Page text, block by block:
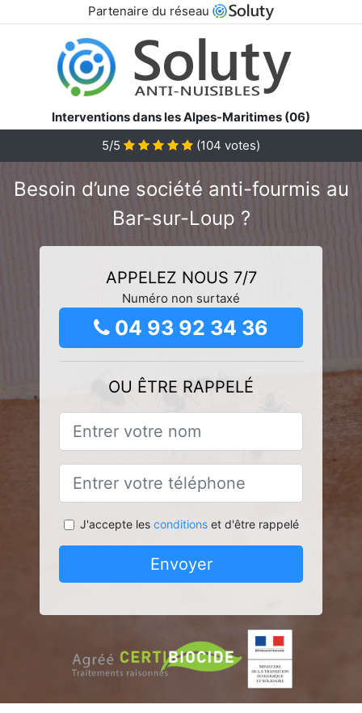
Partenaire du réseau
Interventions dans les Alpes-Maritimes (06)
5/5
(104 votes)
Besoin d’une société anti-fourmis au
Bar-sur-Loup ?
APPELEZ NOUS 7/7
Numéro non surtaxé
04 93 92 34 36
OU ÊTRE RAPPELÉ
J'accepte les conditionset d'être rappelé
Envoyer